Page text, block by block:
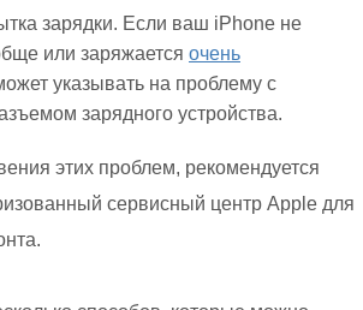
зарядки. Если ваш iPhone не
или заряжается очень
указывать на проблему с
зарядного устройства.
этих проблем, рекомендуется
сервисный центр Apple для